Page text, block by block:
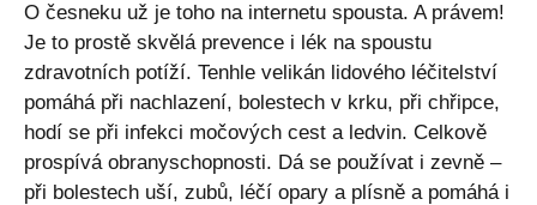
O česneku už je toho na internetu spousta. A právem!
Je to prostě skvělá prevence i lék na spoustu
zdravotních potíží. Tenhle velikán lidového léčitelství
pomáhá při nachlazení, bolestech v krku, při chřipce,
hodí se při infekci močových cest a ledvin. Celkově
prospívá obranyschopnosti. Dá se používat i zevně –
při bolestech uší, zubů, léčí opary a plísně a pomáhá i